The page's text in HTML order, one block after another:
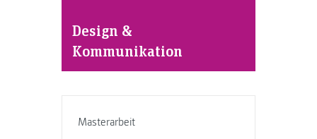
Design &
Kommunikation
Masterarbeit